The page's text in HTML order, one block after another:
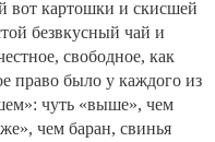
вот картошки и скисшей
безвкусный чай и
свободное, как
право было у каждого из
чуть «выше», чем
чем баран, свинья